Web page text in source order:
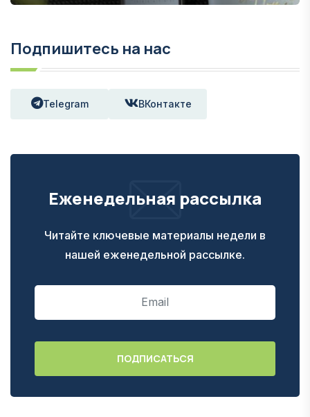
Подпишитесь на нас
Telegram ВКонтакте
Еженедельная рассылка
Читайте ключевые материалы недели в
нашей еженедельной рассылке.